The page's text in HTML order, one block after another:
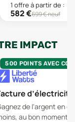
1 offre à partir de :
582€699€ neuf
IMPACT
500 POINTS AVEC
d’électricité
de l'argent en
au bon moment.